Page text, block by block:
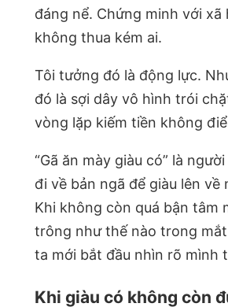
đáng nể. Chứng minh với xã
không thua kém ai.
Tôi tưởng đó là động lực.
đó là sợi dây vô hình trói
vòng lặp kiếm tiền không
“Gã ăn mày giàu có” là
đi về bản ngã để giàu lên về
Khi không còn quá bận tâm
trông như thế nào trong
ta mới bắt đầu nhìn rõ mình
Khi giàu có không còn